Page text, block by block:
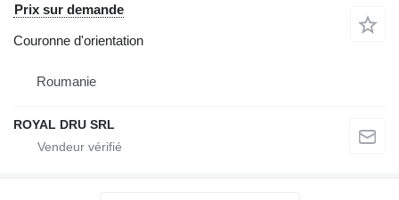
Prix sur demande
Couronne d'orientation
Roumanie
ROYAL DRU SRL